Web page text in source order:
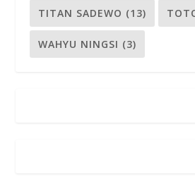
TITAN SADEWO (13)
WAHYU NINGSI (3)